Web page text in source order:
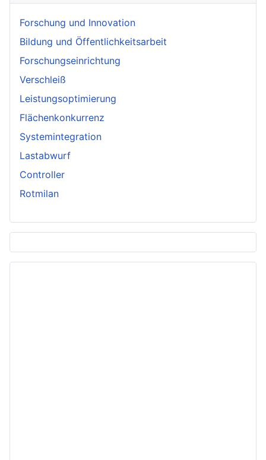
Forschung und Innovation
Bildung und Öffentlichkeitsarbeit
Forschungseinrichtung
Verschleiß
Leistungsoptimierung
Flächenkonkurrenz
Systemintegration
Lastabwurf
Controller
Rotmilan